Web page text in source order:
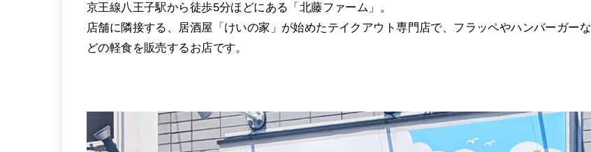
京王線八王子駅から徒歩5分ほどにある「北藤ファーム」。
店舗に隣接する、居酒屋「けいの家」が始めたテイクアウト専門店で、フラッペやハンバーガーな
どの軽食を販売するお店です。